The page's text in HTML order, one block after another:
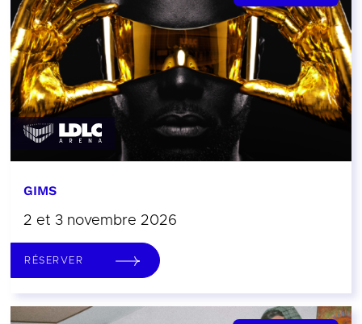
GIMS
2 et 3 novembre 2026
RÉSERVER